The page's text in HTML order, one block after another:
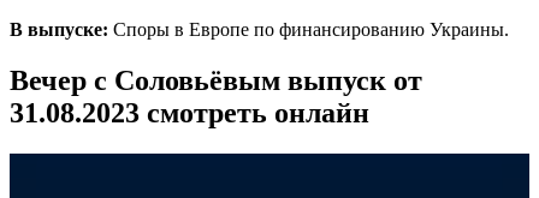
В выпуске: Споры в Европе по финансированию Украины.
Вечер с Соловьёвым выпуск от
31.08.2023 смотреть онлайн